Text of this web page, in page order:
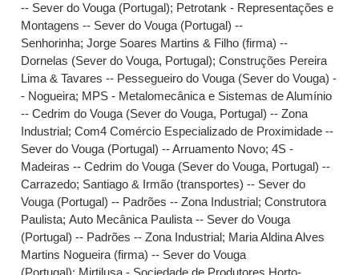
-- Sever do Vouga (Portugal); Petrotank - Representações e
Montagens -- Sever do Vouga (Portugal) --
Senhorinha;Jorge Soares Martins & Filho (firma) --
Dornelas (Sever do Vouga, Portugal);Construções Pereira
Lima & Tavares -- Pessegueiro do Vouga (Sever do Vouga) -
- Nogueira; MPS - Metalomecânica e Sistemas de Alumínio
-- Cedrim do Vouga (Sever do Vouga, Portugal) -- Zona
Industrial;Com4 Comércio Especializado de Proximidade --
Sever do Vouga (Portugal) -- Arruamento Novo;4S -
Madeiras -- Cedrim do Vouga (Sever do Vouga, Portugal) --
Carrazedo; Santiago & Irmão (transportes) -- Sever do
Vouga (Portugal) -- Padrões -- Zona Industrial;Construtora
Paulista;Auto Mecânica Paulista -- Sever do Vouga
(Portugal) -- Padrões -- Zona Industrial; Maria Aldina Alves
Martins Nogueira (firma) -- Sever do Vouga
(Portugal); Mirtilusa - Sociedade de Produtores Horto-